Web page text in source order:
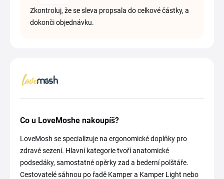
Zkontroluj, že se sleva propsala do celkové částky, a
dokonči objednávku.
Co u LoveMoshe nakoupíš?
LoveMosh se specializuje na ergonomické doplňky pro
zdravé sezení. Hlavní kategorie tvoří anatomické
podsedáky, samostatné opěrky zad a bederní polštáře.
Cestovatelé sáhnou po řadě Kamper a Kamper Light nebo